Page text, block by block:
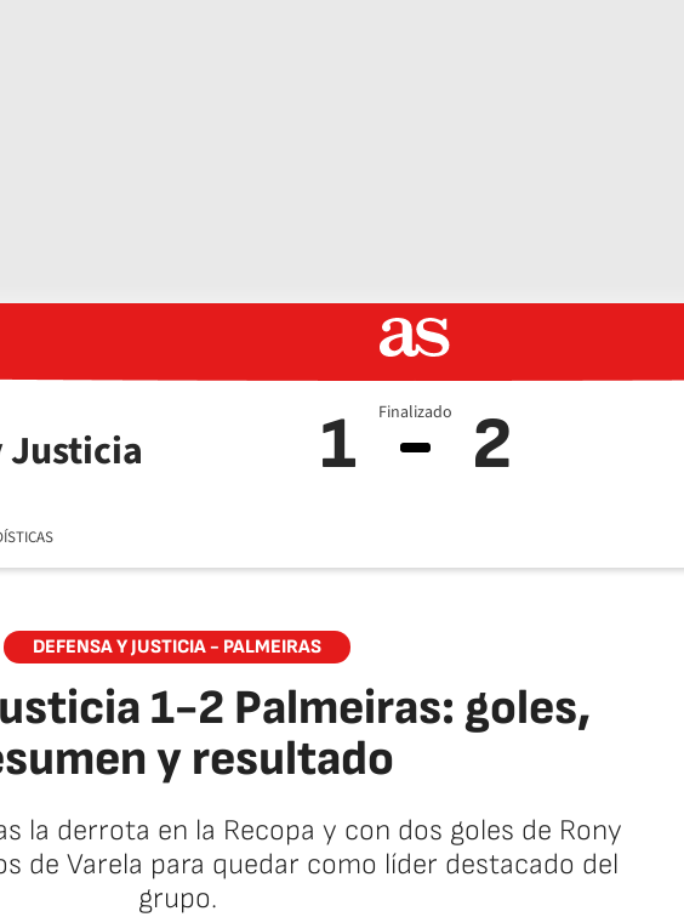
Justicia 1 2
Finalizado
DEFENSA Y JUSTICIA - PALMEIRAS
1-2 Palmeiras: goles,
y resultado
la derrota en la Recopa y con dos goles de Rony
de Varela para quedar como líder destacado del
grupo.